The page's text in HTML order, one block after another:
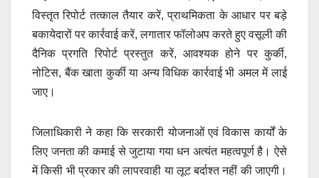
विस्तृत रिपोर्ट तत्काल तैयार करें, प्राथमिकता के आधार पर बड़े
बकायेदारों पर कार्रवाई करें, लगातार फॉलोअप करते हुए वसूली की
दैनिक प्रगति रिपोर्ट प्रस्तुत करें, आवश्यक होने पर कुर्की,
नोटिस, बैंक खाता कुर्की या अन्य विधिक कार्रवाई भी अमल में लाई
जाए।
जिलाधिकारी ने कहा कि सरकारी योजनाओं एवं विकास कार्यों के
लिए जनता की कमाई से जुटाया गया धन अत्यंत महत्वपूर्ण है। ऐसे
में किसी भी प्रकार की लापरवाही या लूट बर्दाश्त नहीं की जाएगी।